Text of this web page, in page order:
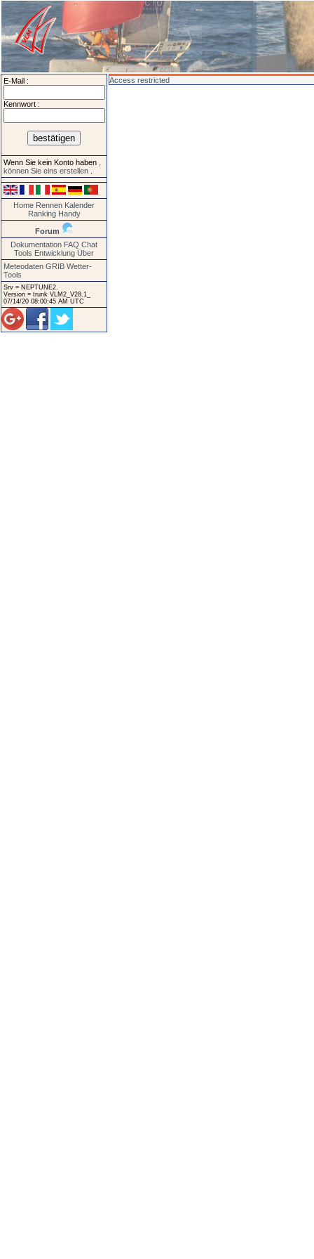
E-Mail :
Kennwort :
Wenn Sie kein Konto haben
können Sie eins erstellen
Home Rennen Kalender
Ranking Handy
Forum
Dokumentation FAQ Chat
Tools Entwicklung Über
Meteodaten GRIB Wetter-
Tools
Srv = NEPTUNE2.
Version = trunk VLM2_V28.1_
07/14/20 08:00:45 AM UTC
Access restricted